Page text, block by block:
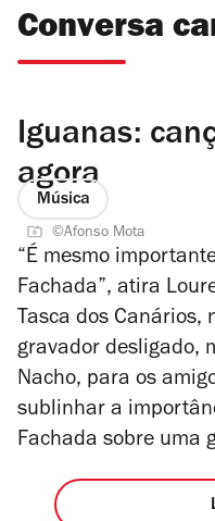
Conversa
Iguanas:
agora
Música
©Afonso Mota
“É mesmo
Fachada”, atira
Tasca dos Canários,
gravador desligado,
Nacho, para os
sublinhar a
Fachada sobre uma